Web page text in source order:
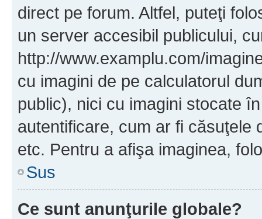
direct pe forum. Altfel, puteţi
un server accesibil publicului,
http://www.examplu.com/
cu imagini de pe calculatorul
public), nici cu imagini stocate
autentificare, cum ar fi căsuţele
etc. Pentru a afişa imaginea,
Sus
Ce sunt anunţurile globale?